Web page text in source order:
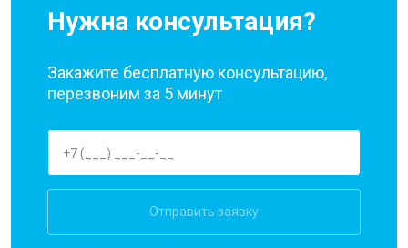
Нужна консультация?
Закажите бесплатную консультацию,
перезвоним за 5 минут
Отправить заявку